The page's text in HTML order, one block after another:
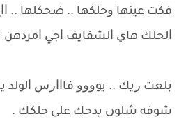
ﻓﻜﺖ ﻋﻴﻨﻬﺎ ﻭﺣﻠﻜﻬﺎ .. ﺿﺤﻜﻠﻬﺎ ..
ﺍﻟﺤﻠﻚ ﻫﺎﻱ ﺍﻟﺸﻔﺎﻳﻒ ﺍﺟﻲ ﺍﻣﺮﺩﻫﻦ
ﺑﻠﻌﺖ ﺭﻳﻚ .. ﻳﻮﻭﻭﻭ ﻓﺎﺍﺍﺭﺱ ﺍﻟﻮﻟﺪ
ﺷﻮﻓﻪ ﺷﻠﻮﻥ ﻳﺪﺣﻚ ﻋﻠﻰ ﺣﻠﻜﻚ .